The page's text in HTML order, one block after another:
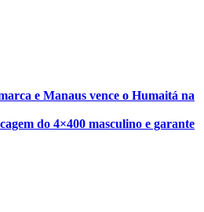
e Manaus vence o Humaitá na
do 4×400 masculino e garante